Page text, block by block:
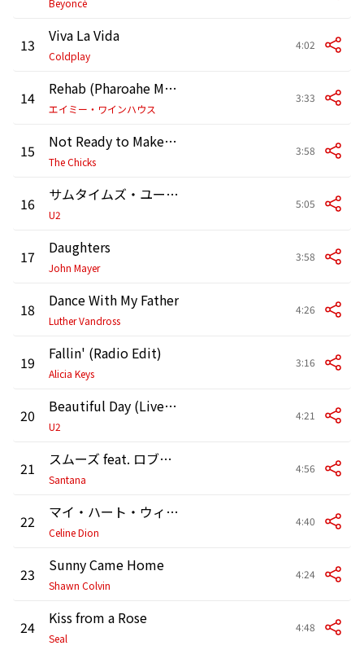
13 Viva La Vida
Coldplay
4:02
14 Rehab (Pharoahe Monch Remix)
エイミー・ワインハウス
3:33
15 Not Ready to Make Nice
The Chicks
3:58
16 サムタイムズ・ユー・キャント・メイク・イット・オン・ユア・オウン
U2
5:05
17 Daughters
John Mayer
3:58
18 Dance With My Father
Luther Vandross
4:26
19 Fallin' (Radio Edit)
Alicia Keys
3:16
20 Beautiful Day (Live From Slane Castle, Ireland / 2001 / Remastered 2021)
U2
4:21
21 スムーズ feat. ロブ・ト-マス
Santana
4:56
22 マイ・ハート・ウィル・ゴー・オン (ラヴ・テーマ・フロム “タイタニック”)
Celine Dion
4:40
23 Sunny Came Home
Shawn Colvin
4:24
24 Kiss from a Rose
Seal
4:48